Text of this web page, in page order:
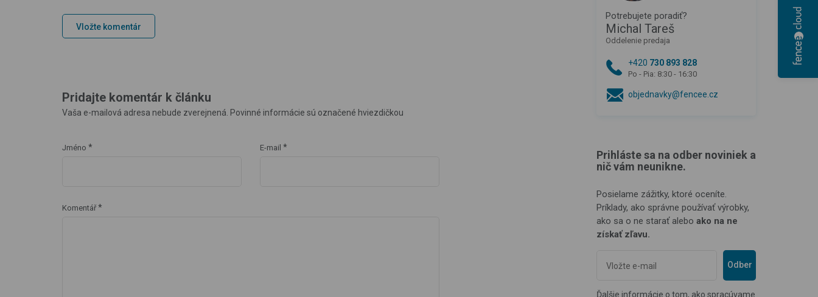
Vložte komentár
Pridajte komentár k článku
Vaša e-mailová adresa nebude zverejnená. Povinné informácie sú označené hviezdičkou
Jméno * E-mail *
Komentář *
Potrebujete poradiť?
Michal Tareš
Oddelenie predaja
+420 730 893 828
Po - Pia: 8:30 - 16:30
objednavky@fencee.cz
Prihláste sa na odber noviniek a
nič vám neunikne.
Posielame zážitky, ktoré oceníte.
Príklady, ako správne používať výrobky,
ako sa o ne starať alebo ako na ne
získať zľavu.
Odber
Ďalšie informácie o tom, ako spracúvame